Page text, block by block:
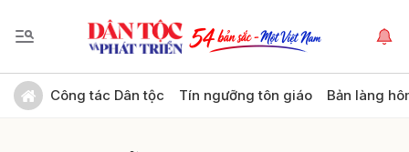
Công tác Dân tộc Tín ngưỡng tôn giáo Bản làng
Gửi bình luận